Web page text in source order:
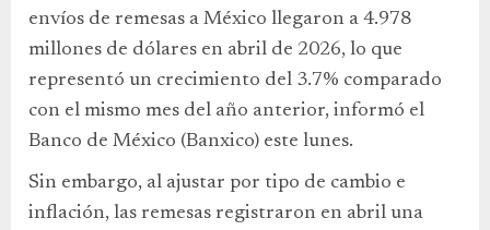
envíos de remesas a México llegaron a 4.978
millones de dólares en abril de 2026, lo que
representó un crecimiento del 3.7% comparado
con el mismo mes del año anterior, informó el
Banco de México (Banxico) este lunes.
Sin embargo, al ajustar por tipo de cambio e
inflación, las remesas registraron en abril una